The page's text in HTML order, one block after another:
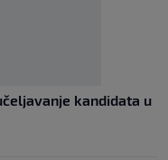
kandidata u